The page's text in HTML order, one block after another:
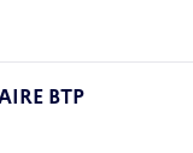
BTP